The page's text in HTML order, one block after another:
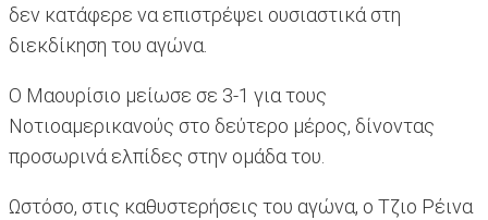
δεν κατάφερε να επιστρέψει ουσιαστικά στη
διεκδίκηση του αγώνα.
Ο Μαουρίσιο μείωσε σε 3-1 για τους
Νοτιοαμερικανούς στο δεύτερο μέρος, δίνοντας
προσωρινά ελπίδες στην ομάδα του.
Ωστόσο, στις καθυστερήσεις του αγώνα, ο Τζιο Ρέινα